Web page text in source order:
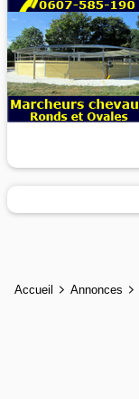
Accueil Annonces